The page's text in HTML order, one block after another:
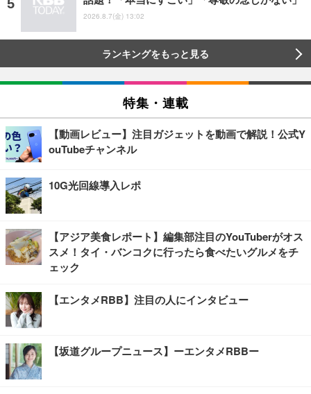
2026.8.7(金) 13:02
ランキングをもっと見る
特集・連載
【動画レビュー】注目ガジェットを動画で解説！公式Y
ouTubeチャンネル
10G光回線導入レポ
【アジア美食レポート】編集部注目のYouTuberがオス
スメ！タイ・バンコクに行ったら食べたいグルメをチ
ェック
【エンタメRBB】注目の人にインタビュー
【坂道グループニュース】ーエンタメRBBー